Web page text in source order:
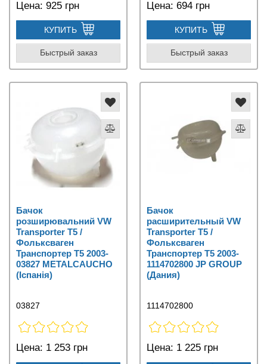
Цена: 925 грн
КУПИТЬ
Быстрый заказ
Цена: 694 грн
КУПИТЬ
Быстрый заказ
Бачок
розширювальний VW
Transporter T5 /
Фольксваген
Транспортер Т5 2003-
03827 METALCAUCHO
(Іспанія)
03827
Цена: 1 253 грн
Бачок
расширительный VW
Transporter T5 /
Фольксваген
Транспортер Т5 2003-
1114702800 JP GROUP
(Дания)
1114702800
Цена: 1 225 грн